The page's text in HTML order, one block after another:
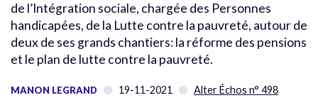
de l’Intégration sociale, chargée des Personnes
handicapées, de la Lutte contre la pauvreté, autour de
deux de ses grands chantiers: la réforme des pensions
et le plan de lutte contre la pauvreté.
MANON LEGRAND 19-11-2021 Alter Échos n° 498